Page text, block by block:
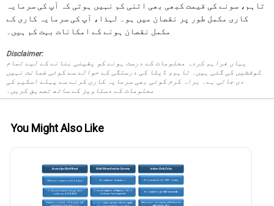
تاہم، سونے کی قیمت کبھی بھی اتنی کم نہیں ہوتی کہ آپ کی سرمایہ
کاری مکمل طور پر نقصان میں ہو۔ لہذا، آپ کی سرمایہ کاری کے
مکمل نقصان ہونے کے امکانات بہت کم ہیں۔
Disclaimer:
یہاں فراہم کردہ معلومات کے درست ہونے کو یقینی بنانے کے لیے تمام
کوششیں کی گئی ہیں۔ تاہم، ڈیٹا کی درستگی کے حوالے سے کوئی ضمانت نہیں
دی جاتی ہے۔ براہ کرم کوئی بھی سرمایہ کاری کرنے سے پہلے اسکیم کی
معلومات کے دستاویز کے ساتھ تصدیق کریں۔
You Might Also Like